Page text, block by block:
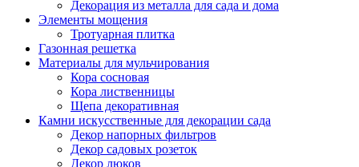
Декорация из металла для сада и дома
Элементы мощения
Тротуарная плитка
Газонная решетка
Материалы для мульчирования
Кора сосновая
Кора лиственницы
Щепа декоративная
Камни искусственные для декорации сада
Декор напорных фильтров
Декор садовых розеток
Декор люков